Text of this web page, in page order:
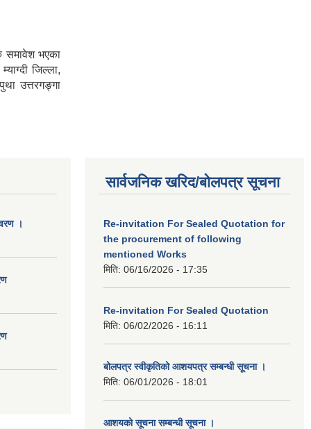
समावेश भएका
जिल्ला,
उत्तरगङ्गा
।
सार्वजनिक खरिद/बोलपत्र सूचना
Re-invitation For Sealed Quotation for
the procurement of following
mentioned Works
मिति: 06/16/2026 - 17:35
Re-invitation For Sealed Quotation
मिति: 06/02/2026 - 16:11
बोलपत्र स्वीकृतिको आशयपत्र सम्बन्धी सूचना ।
मिति: 06/01/2026 - 18:01
आशयको सूचना सम्बन्धी सूचना ।